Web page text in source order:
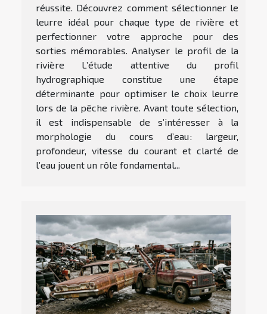
réussite. Découvrez comment sélectionner le
leurre idéal pour chaque type de rivière et
perfectionner votre approche pour des
sorties mémorables. Analyser le profil de la
rivière L’étude attentive du profil
hydrographique constitue une étape
déterminante pour optimiser le choix leurre
lors de la pêche rivière. Avant toute sélection,
il est indispensable de s’intéresser à la
morphologie du cours d’eau : largeur,
profondeur, vitesse du courant et clarté de
l’eau jouent un rôle fondamental...